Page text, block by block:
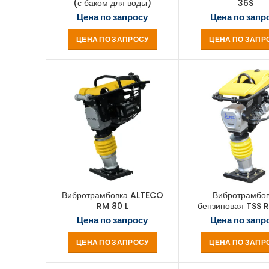
(с баком для воды)
Цена по запросу
ЦЕНА ПО ЗАПРОСУ
36S
Цена по
ЦЕНА ПО
Вибротрамбовка ALTECO
RM 80 L
Цена по запросу
ЦЕНА ПО ЗАПРОСУ
бензиновая TSS
Цена по
ЦЕНА ПО